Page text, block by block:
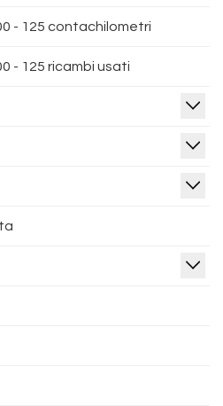
- 125 contachilometri
- 125 ricambi usati